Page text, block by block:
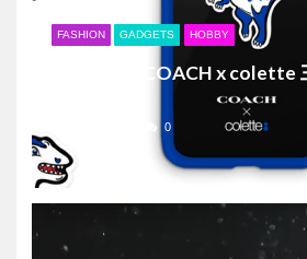
FASHION GADGETS HOBBY
Casetify x COACH x colette
0